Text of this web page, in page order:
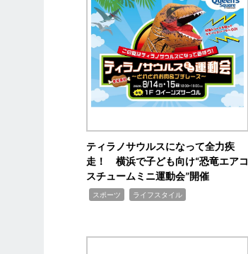
ティラノサウルスになって全力疾
走！ 横浜で子ども向け“恐竜エアコ
スチュームミニ運動会”開催
スポーツ ライフスタイル